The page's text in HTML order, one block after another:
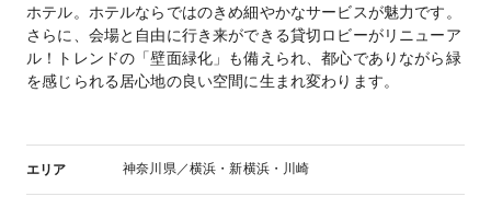
ホテル。ホテルならではのきめ細やかなサービスが魅力です。
さらに、会場と自由に行き来ができる貸切ロビーがリニューア
ル！トレンドの「壁面緑化」も備えられ、都心でありながら緑
を感じられる居心地の良い空間に生まれ変わります。
エリア 神奈川県／横浜・新横浜・川崎